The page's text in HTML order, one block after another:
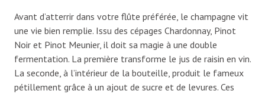
Avant d’atterrir dans votre flûte préférée, le champagne vit
une vie bien remplie. Issu des cépages Chardonnay, Pinot
Noir et Pinot Meunier, il doit sa magie à une double
fermentation. La première transforme le jus de raisin en vin.
La seconde, à l’intérieur de la bouteille, produit le fameux
pétillement grâce à un ajout de sucre et de levures. Ces